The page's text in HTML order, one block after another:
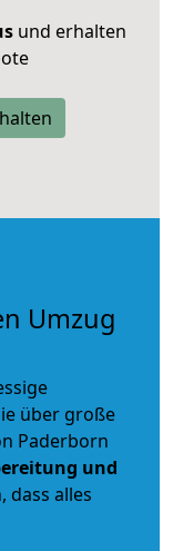
und erhalten
Umzug
über große
Paderborn
und
dass alles